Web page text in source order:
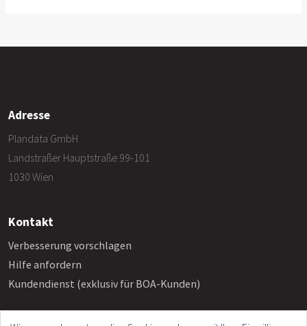
Adresse
Plandata GmbH
Landstraßer Hauptstraße 99-101
1030 Wien
Kontakt
Verbesserung vorschlagen
Hilfe anfordern
Kundendienst (exklusiv für BOA-Kunden)